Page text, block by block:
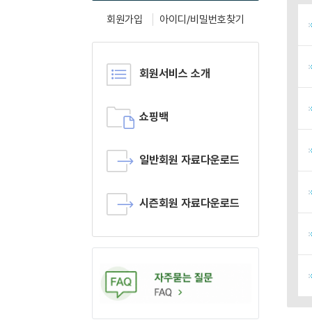
회원가입 아이디/비밀번호찾기
회원서비스 소개
쇼핑백
일반회원 자료다운로드
시즌회원 자료다운로드